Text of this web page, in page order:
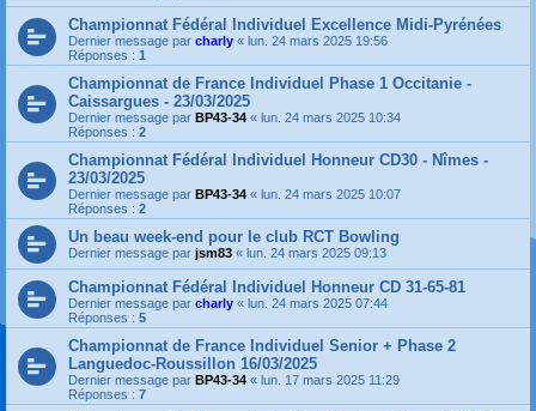
Championnat Fédéral Individuel Excellence Midi-Pyrénées
Dernier message par charly « lun. 24 mars 2025 19:56
Réponses : 1
Championnat de France Individuel Phase 1 Occitanie -
Caissargues - 23/03/2025
Dernier message par BP43-34 « lun. 24 mars 2025 10:34
Réponses : 2
Championnat Fédéral Individuel Honneur CD30 - Nîmes -
23/03/2025
Dernier message par BP43-34 « lun. 24 mars 2025 10:07
Réponses : 2
Un beau week-end pour le club RCT Bowling
Dernier message par jsm83 « lun. 24 mars 2025 09:13
Championnat Fédéral Individuel Honneur CD 31-65-81
Dernier message par charly « lun. 24 mars 2025 07:44
Réponses : 5
Championnat de France Individuel Senior + Phase 2
Languedoc-Roussillon 16/03/2025
Dernier message par BP43-34 « lun. 17 mars 2025 11:29
Réponses : 7